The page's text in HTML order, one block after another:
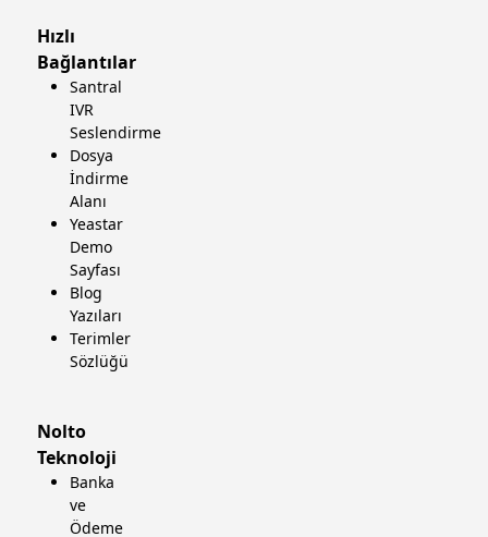
Hızlı
Bağlantılar
Santral
IVR
Seslendirme
Dosya
İndirme
Alanı
Yeastar
Demo
Sayfası
Blog
Yazıları
Terimler
Sözlüğü
Nolto
Teknoloji
Banka
ve
Ödeme